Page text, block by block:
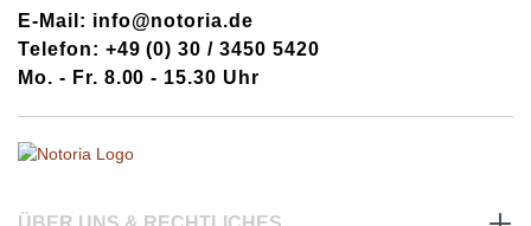
E-Mail: info@notoria.de
Telefon: +49 (0) 30 / 3450 5420
Mo. - Fr. 8.00 - 15.30 Uhr